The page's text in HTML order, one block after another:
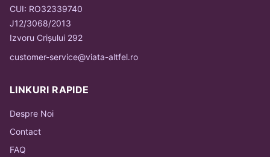
CUI: RO32339740
J12/3068/2013
Izvoru Crișului 292
customer-service@viata-altfel.ro
LINKURI RAPIDE
Despre Noi
Contact
FAQ